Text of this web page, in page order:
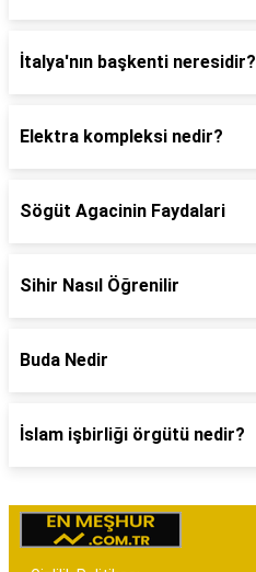
İtalya'nın başkenti neresidir?
Elektra kompleksi nedir?
Sögüt Agacinin Faydalari
Sihir Nasıl Öğrenilir
Buda Nedir
İslam işbirliği örgütü nedir?